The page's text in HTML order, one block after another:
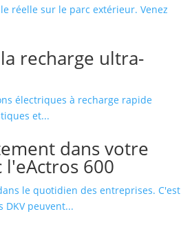
réelle sur le parc extérieur. Venez
recharge ultra-
électriques à recharge rapide
et...
dans votre
600
le quotidien des entreprises. C'est
peuvent...